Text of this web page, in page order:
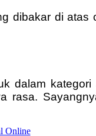
dibakar di
dalam